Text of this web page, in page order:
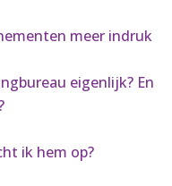
meer indruk
eigenlijk? En
ik hem op?